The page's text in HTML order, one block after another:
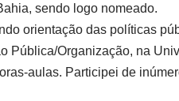
sendo logo nomeado.
orientação das políticas
Pública/Organização, na
aulas. Participei de